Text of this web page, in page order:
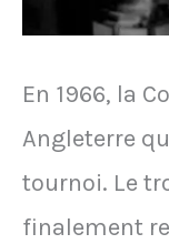
Madrid"
En 1966, la
Angleterre
tournoi. Le
finalement